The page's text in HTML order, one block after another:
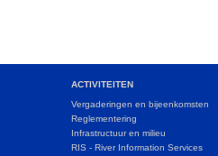
ACTIVITEITEN
Vergaderingen en bijeenkomsten
Reglementering
Infrastructuur en milieu
RIS - River Information Services